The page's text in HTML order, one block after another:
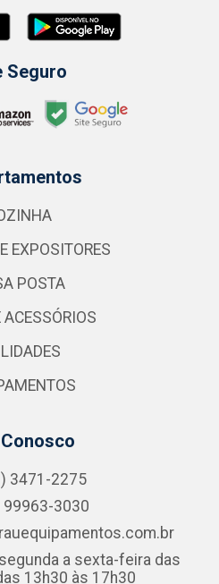
Seguro
EXPOSITORES
POSTA
ACESSÓRIOS
3471-2275
99963-3030
a sexta-feira das
13h30 às 17h30